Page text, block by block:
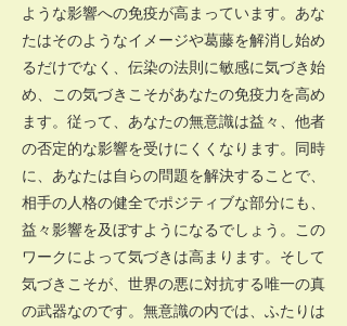
ような影響への免疫が高まっています。あな
たはそのようなイメージや葛藤を解消し始め
るだけでなく、伝染の法則に敏感に気づき始
め、この気づきこそがあなたの免疫力を高め
ます。従って、あなたの無意識は益々、他者
の否定的な影響を受けにくくなります。同時
に、あなたは自らの問題を解決することで、
相手の人格の健全でポジティブな部分にも、
益々影響を及ぼすようになるでしょう。この
ワークによって気づきは高まります。そして
気づきこそが、世界の悪に対抗する唯一の真
の武器なのです。無意識の内では、ふたりは